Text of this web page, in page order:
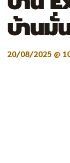
บ้านมั่
20/08/2025 @